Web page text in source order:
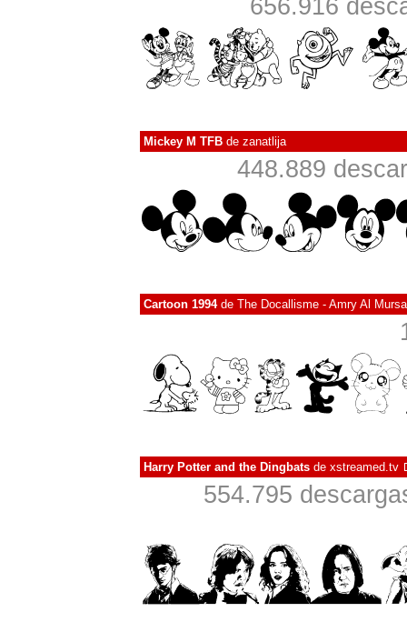
656.916
Mickey M TFB de zanatlija
448.889
Cartoon 1994de The Docallisme - Amry Al
Harry Potter and the Dingbats de xstreamed.tv
554.795